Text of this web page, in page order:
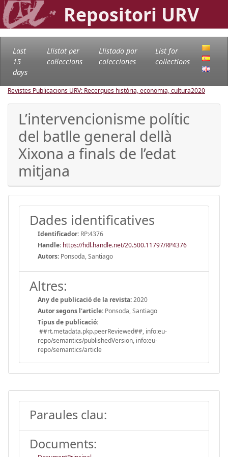
Repositori URV
Last
15
days
Llistat per
col·leccions
Llistado por
colecciones
List for
collections
Revistes Publicacions URV: Recerques història, economia, cultura2020
L’intervencionisme polític
del batlle general dellà
Xixona a finals de l’edat
mitjana
Dades identificatives
Identificador: RP:4376
Handle: https://hdl.handle.net/20.500.11797/RP4376
Autors: Ponsoda, Santiago
Altres:
Any de publicació de la revista:2020
Autor segons l'article: Ponsoda, Santiago
Tipus de publicació:
##rt.metadata.pkp.peerReviewed##, info:eu-
repo/semantics/publishedVersion, info:eu-
repo/semantics/article
Paraules clau:
Documents: